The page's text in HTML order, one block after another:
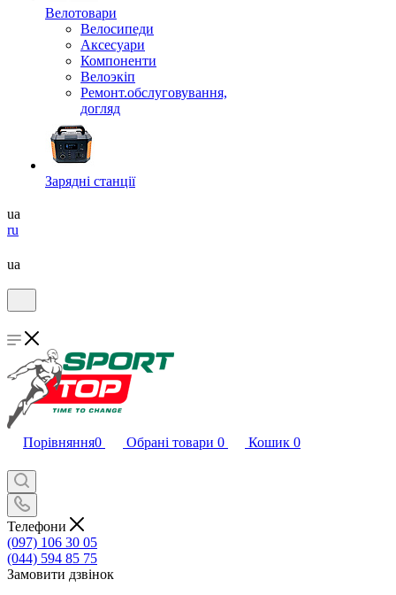
Велотовари
Велосипеди
Аксесуари
Компоненти
Велоэкіп
Ремонт.обслуговування,
догляд
Зарядні станції
ua
ru
ua
Порівняння0 Обрані товари 0 Кошик 0
Телефони
(097) 106 30 05
(044) 594 85 75
Замовити дзвінок